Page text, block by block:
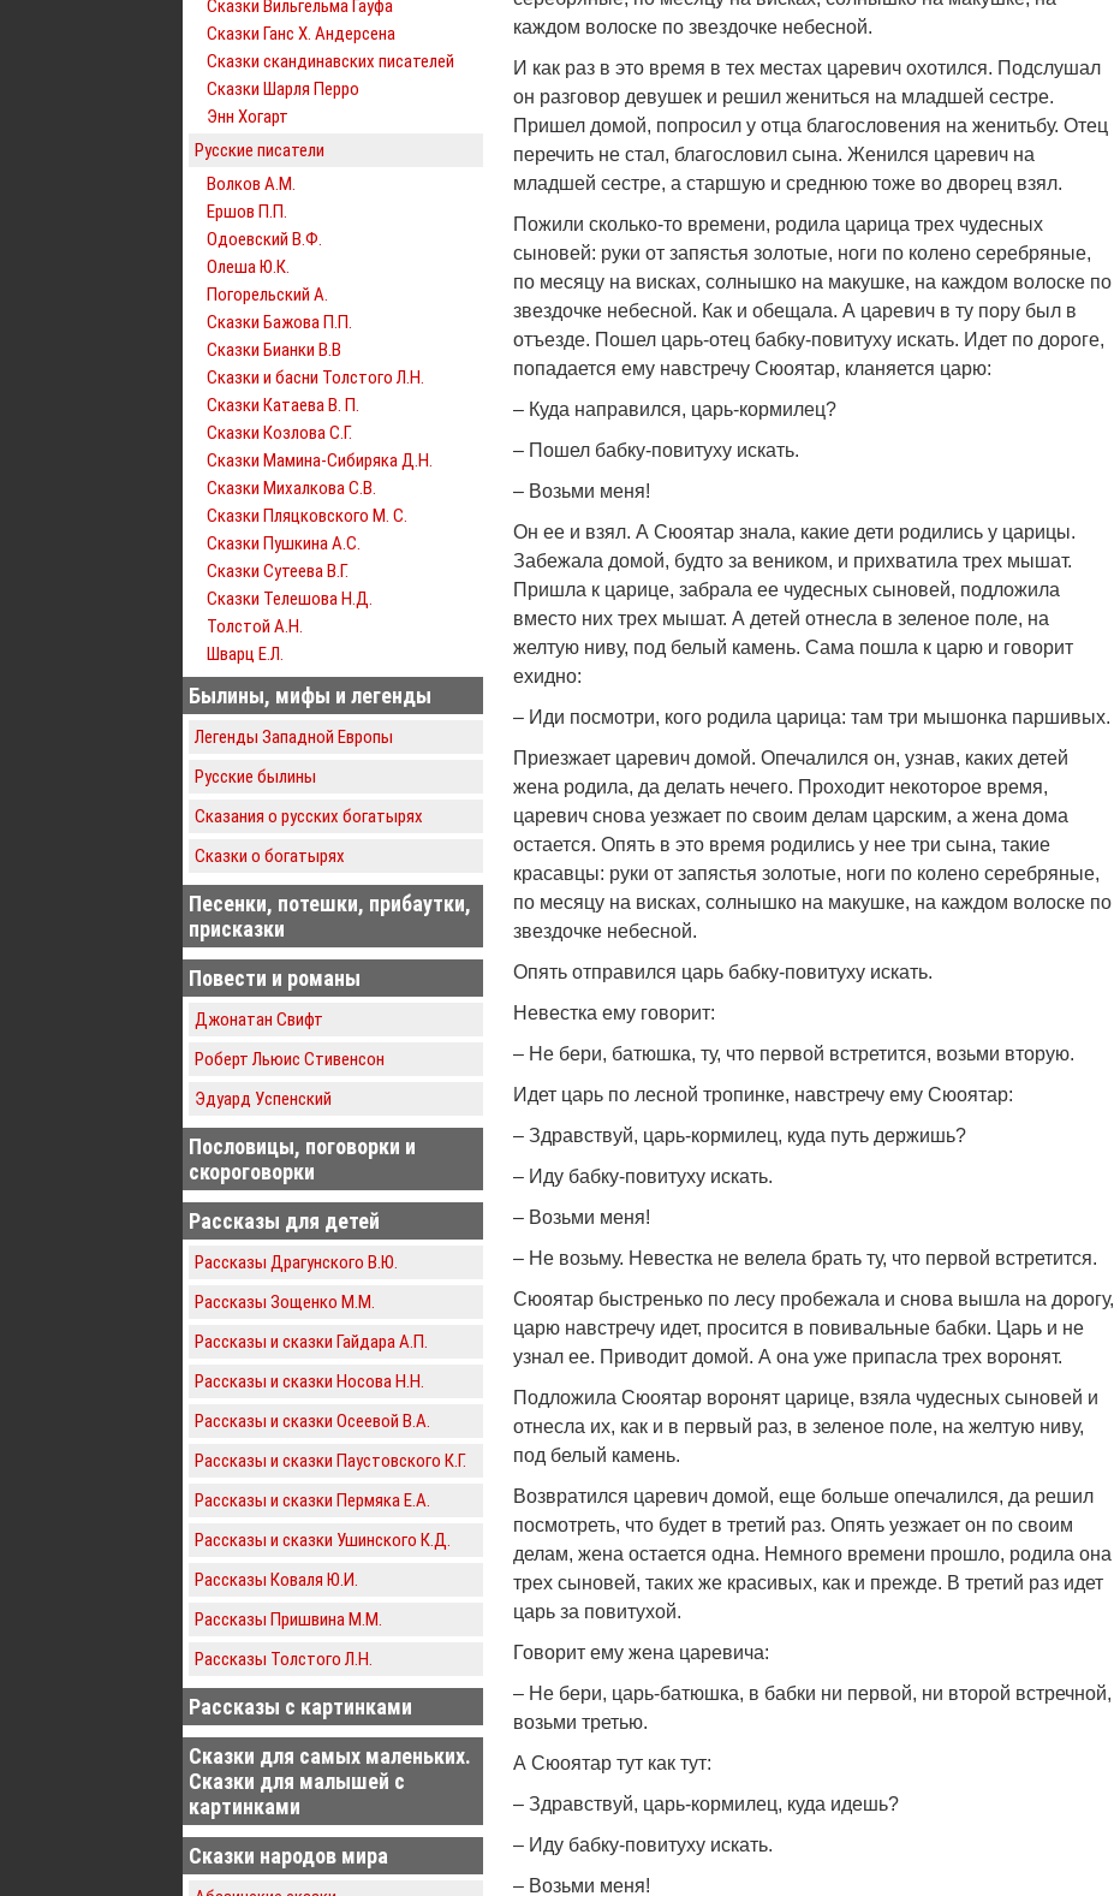
Сказки Вильгельма Гауфа
Сказки Ганс Х. Андерсена
Сказки скандинавских писателей
Сказки Шарля Перро
Энн Хогарт
Русские писатели
Волков А.М.
Ершов П.П.
Одоевский В.Ф.
Олеша Ю.К.
Погорельский А.
Сказки Бажова П.П.
Сказки Бианки В.В
Сказки и басни Толстого Л.Н.
Сказки Катаева В. П.
Сказки Козлова С.Г.
Сказки Мамина-Сибиряка Д.Н.
Сказки Михалкова С.В.
Сказки Пляцковского М. С.
Сказки Пушкина А.С.
Сказки Сутеева В.Г.
Сказки Телешова Н.Д.
Толстой А.Н.
Шварц Е.Л.
Былины, мифы и легенды
Легенды Западной Европы
Русские былины
Сказания о русских богатырях
Сказки о богатырях
Песенки, потешки, прибаутки,
присказки
Повести и романы
Джонатан Свифт
Роберт Льюис Стивенсон
Эдуард Успенский
Пословицы, поговорки и
скороговорки
Рассказы для детей
Рассказы Драгунского В.Ю.
Рассказы Зощенко М.М.
Рассказы и сказки Гайдара А.П.
Рассказы и сказки Носова Н.Н.
Рассказы и сказки Осеевой В.А.
Рассказы и сказки Паустовского К.Г.
Рассказы и сказки Пермяка Е.А.
Рассказы и сказки Ушинского К.Д.
Рассказы Коваля Ю.И.
Рассказы Пришвина М.М.
Рассказы Толстого Л.Н.
Рассказы с картинками
Сказки для самых маленьких.
Сказки для малышей с
картинками
Сказки народов мира
каждом волоске по звездочке небесной.
И как раз в это время в тех местах царевич охотился. Подслушал
он разговор девушек и решил жениться на младшей сестре.
Пришел домой, попросил у отца благословения на женитьбу. Отец
перечить не стал, благословил сына. Женился царевич на
младшей сестре, а старшую и среднюю тоже во дворец взял.
Пожили сколько-то времени, родила царица трех чудесных
сыновей: руки от запястья золотые, ноги по колено серебряные,
по месяцу на висках, солнышко на макушке, на каждом волоске по
звездочке небесной. Как и обещала. А царевич в ту пору был в
отъезде. Пошел царь-отец бабку-повитуху искать. Идет по дороге,
попадается ему навстречу Сюоятар, кланяется царю:
– Куда направился, царь-кормилец?
– Пошел бабку-повитуху искать.
– Возьми меня!
Он ее и взял. А Сюоятар знала, какие дети родились у царицы.
Забежала домой, будто за веником, и прихватила трех мышат.
Пришла к царице, забрала ее чудесных сыновей, подложила
вместо них трех мышат. А детей отнесла в зеленое поле, на
желтую ниву, под белый камень. Сама пошла к царю и говорит
ехидно:
– Иди посмотри, кого родила царица: там три мышонка паршивых.
Приезжает царевич домой. Опечалился он, узнав, каких детей
жена родила, да делать нечего. Проходит некоторое время,
царевич снова уезжает по своим делам царским, а жена дома
остается. Опять в это время родились у нее три сына, такие
красавцы: руки от запястья золотые, ноги по колено серебряные,
по месяцу на висках, солнышко на макушке, на каждом волоске по
звездочке небесной.
Опять отправился царь бабку-повитуху искать.
Невестка ему говорит:
– Не бери, батюшка, ту, что первой встретится, возьми вторую.
Идет царь по лесной тропинке, навстречу ему Сюоятар:
– Здравствуй, царь-кормилец, куда путь держишь?
– Иду бабку-повитуху искать.
– Возьми меня!
– Не возьму. Невестка не велела брать ту, что первой встретится.
Сюоятар быстренько по лесу пробежала и снова вышла на дорогу,
царю навстречу идет, просится в повивальные бабки. Царь и не
узнал ее. Приводит домой. А она уже припасла трех воронят.
Подложила Сюоятар воронят царице, взяла чудесных сыновей и
отнесла их, как и в первый раз, в зеленое поле, на желтую ниву,
под белый камень.
Возвратился царевич домой, еще больше опечалился, да решил
посмотреть, что будет в третий раз. Опять уезжает он по своим
делам, жена остается одна. Немного времени прошло, родила она
трех сыновей, таких же красивых, как и прежде. В третий раз идет
царь за повитухой.
Говорит ему жена царевича:
– Не бери, царь-батюшка, в бабки ни первой, ни второй встречной,
возьми третью.
А Сюоятар тут как тут:
– Здравствуй, царь-кормилец, куда идешь?
– Иду бабку-повитуху искать.
– Возьми меня!